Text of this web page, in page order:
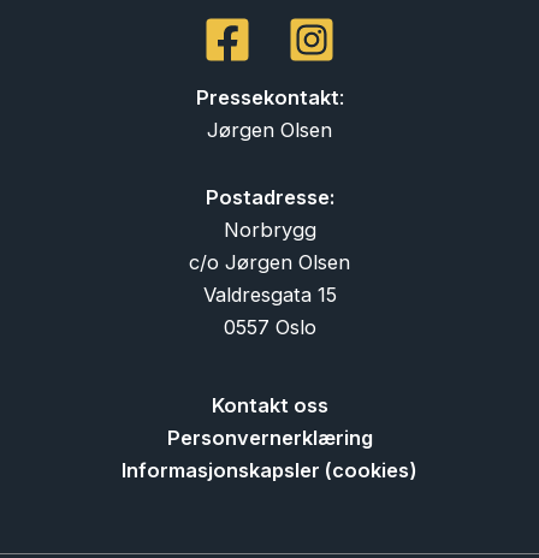
Pressekontakt:
Jørgen Olsen
Postadresse:
Norbrygg
c/o Jørgen Olsen
Valdresgata 15
0557 Oslo
Kontakt oss
Personvernerklæring
Informasjonskapsler (cookies)